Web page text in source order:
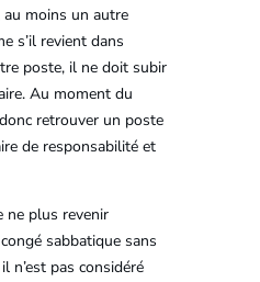
moins un autre
s’il revient dans
poste, il ne doit subir
Au moment du
retrouver un poste
de responsabilité et
ne plus revenir
sabbatique sans
n’est pas considéré